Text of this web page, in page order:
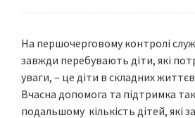
На першочерговому контролі
завжди перебувають діти, які
уваги, – це діти в складних
Вчасна допомога та підтримка
подальшому кількість дітей, які